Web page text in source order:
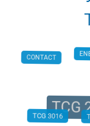
CONTACT
TCG
TCG 3016